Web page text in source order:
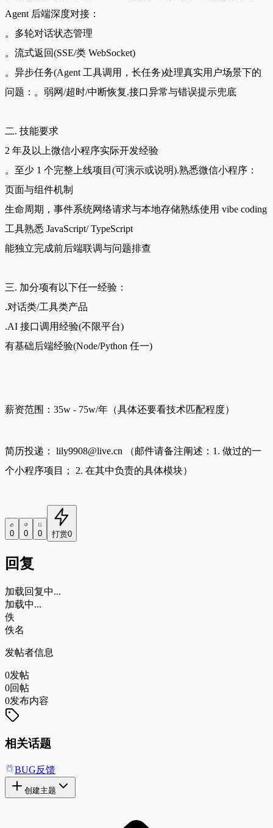
Agent 后端深度对接：
。多轮对话状态管理
。流式返回(SSE/类 WebSocket)
。异步任务(Agent 工具调用，长任务)处理真实用户场景下的
问题：。弱网/超时/中断恢复.接口异常与错误提示兜底
二. 技能要求
2 年及以上微信小程序实际开发经验
。至少 1 个完整上线项目(可演示或说明).熟悉微信小程序：
页面与组件机制
生命周期，事件系统网络请求与本地存储熟练使用 vibe coding
工具熟悉 JavaScript/ TypeScript
能独立完成前后端联调与问题排查
三. 加分项有以下任一经验：
.对话类/工具类产品
.AI 接口调用经验(不限平台)
有基础后端经验(Node/Python 任一)
薪资范围：35w - 75w/年（具体还要看技术匹配程度）
简历投递： lily9908@live.cn （邮件请备注阐述：1. 做过的一
个小程序项目； 2. 在其中负责的具体模块）
0 0 0 打赏0
回复
加载回复中...
加载中...
佚
佚名
发帖者信息
0发帖
0回帖
0发布内容
相关话题
BUG反馈
创建主题